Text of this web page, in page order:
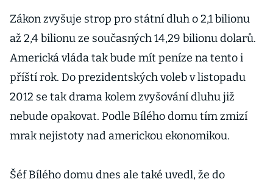
Zákon zvyšuje strop pro státní dluh o 2,1 bilionu
až 2,4 bilionu ze současných 14,29 bilionu dolarů.
Americká vláda tak bude mít peníze na tento i
příští rok. Do prezidentských voleb v listopadu
2012 se tak drama kolem zvyšování dluhu již
nebude opakovat. Podle Bílého domu tím zmizí
mrak nejistoty nad americkou ekonomikou.
Šéf Bílého domu dnes ale také uvedl, že do